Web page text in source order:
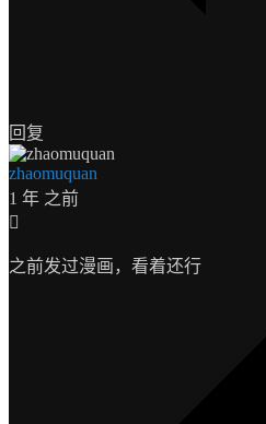
回复
zhaomuquan
1 年 之前
之前发过漫画，看着还行